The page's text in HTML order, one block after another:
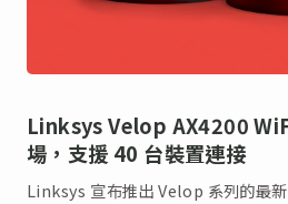
Linksys Velop AX4200
場，支援 40 台裝置連接
Linksys 宣布推出 Velop 系列的最